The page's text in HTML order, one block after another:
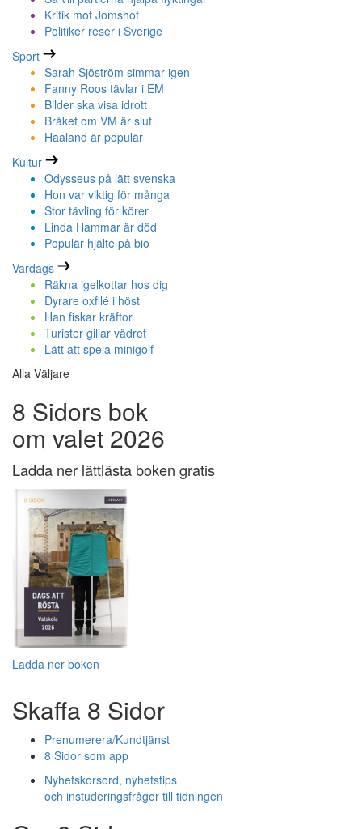
Kritik mot Jomshof
Politiker reser i Sverige
Sport
Sarah Sjöström simmar igen
Fanny Roos tävlar i EM
Bilder ska visa idrott
Bråket om VM är slut
Haaland är populär
Kultur
Odysseus på lätt svenska
Hon var viktig för många
Stor tävling för körer
Linda Hammar är död
Populär hjälte på bio
Vardags
Räkna igelkottar hos dig
Dyrare oxfilé i höst
Han fiskar kräftor
Turister gillar vädret
Lätt att spela minigolf
Alla Väljare
8 Sidors bok
om valet 2026
Ladda ner lättlästa boken gratis
Ladda ner boken
Skaffa 8 Sidor
Prenumerera/Kundtjänst
8 Sidor som app
Nyhetskorsord, nyhetstips
och instuderingsfrågor till tidningen